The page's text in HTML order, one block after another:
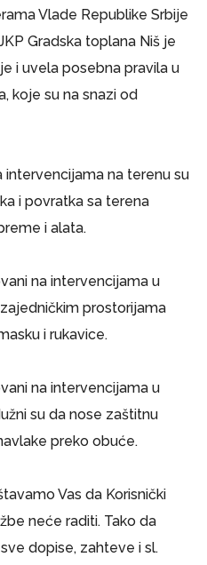
Vlade Republike Srbije
Gradska toplana Niš je
i uvela posebna pravila u
koje su na snazi od
intervencijama na terenu su
i povratka sa terena
i alata.
na intervencijama u
prostorijama
i rukavice.
na intervencijama u
su da nose zaštitnu
preko obuće.
Vas da Korisnički
neće raditi. Tako da
dopise, zahteve i sl.